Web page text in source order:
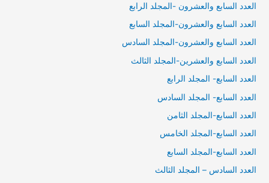
العدد السابع والعشرون -المجلد الرابع
العدد السابع والعشرون-المجلد السابع
العدد السابع والعشرون-المجلد السادس
العدد السابع والعشرين-المجلد الثالث
العدد السابع- المجلد الرابع
العدد السابع- المجلد السادس
العدد السابع-المجلد الثامن
العدد السابع-المجلد الخامس
العدد السابع-المجلد السابع
العدد السادس – المجلد الثالث